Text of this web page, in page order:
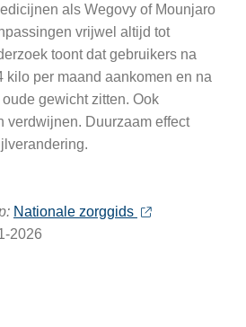
als Wegovy of Mounjaro
vrijwel altijd tot
toont dat gebruikers na
kilo per maand aankomen en na
gewicht zitten. Ook
verdwijnen. Duurzaam effect
Nationale zorggids
2026